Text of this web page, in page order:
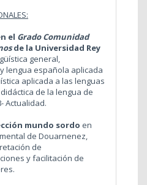
el Grado Comunidad
de la Universidad Rey
general,
lengua española aplicada
aplicada a las lenguas
de la lengua de
Actualidad.
mundo sordo en
de Douarnenez,
de
y facilitación de